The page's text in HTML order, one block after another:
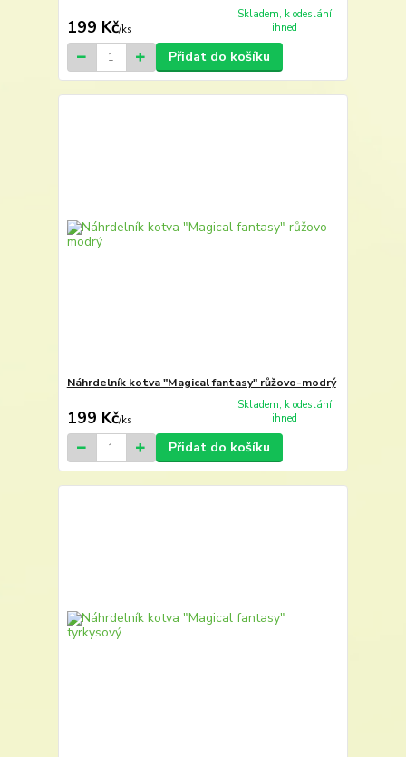
199 Kč/ks
Skladem, k odeslání
ihned
Přidat do košíku
Náhrdelník kotva "Magical fantasy" růžovo-modrý
199 Kč/ks
Skladem, k odeslání
ihned
Přidat do košíku